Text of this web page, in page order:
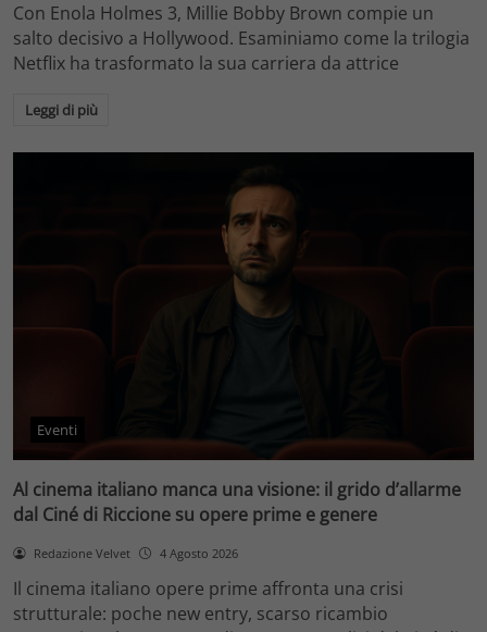
Con Enola Holmes 3, Millie Bobby Brown compie un
salto decisivo a Hollywood. Esaminiamo come la trilogia
Netflix ha trasformato la sua carriera da attrice
Leggi di più
Eventi
Al cinema italiano manca una visione: il grido d’allarme
dal Ciné di Riccione su opere prime e genere
Redazione Velvet 4 Agosto 2026
Il cinema italiano opere prime affronta una crisi
strutturale: poche new entry, scarso ricambio